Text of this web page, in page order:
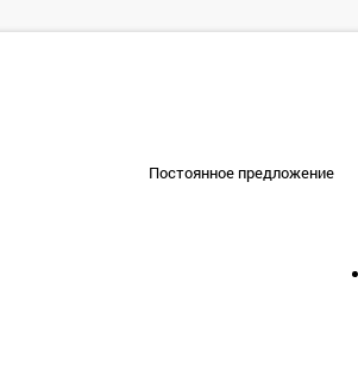
Постоянное предложение